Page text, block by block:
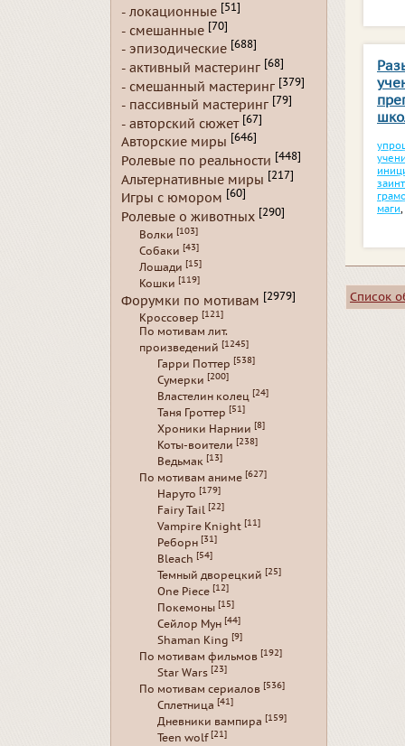
маги,
Список
- локационные [51]
- смешанные [70]
- эпизодические [688]
- активный мастеринг [68]
- смешанный мастеринг [379]
- пассивный мастеринг [79]
- авторский сюжет [67]
Авторские миры [646]
Ролевые по реальности [448]
Альтернативные миры [217]
Игры с юмором [60]
Ролевые о животных [290]
Волки [103]
Собаки [43]
Лошади [15]
Кошки [119]
Форумки по мотивам [2979]
Кроссовер [121]
По мотивам лит.
произведений [1245]
Гарри Поттер [538]
Сумерки [200]
Властелин колец [24]
Таня Гроттер [51]
Хроники Нарнии [8]
Коты-воители [238]
Ведьмак [13]
По мотивам аниме [627]
Наруто [179]
Fairy Tail [22]
Vampire Knight [11]
Реборн [31]
Bleach [54]
Темный дворецкий [25]
One Piece [12]
Покемоны [15]
Сейлор Мун [44]
Shaman King [9]
По мотивам фильмов [192]
Star Wars [23]
По мотивам сериалов [536]
Сплетница [41]
Дневники вампира [159]
Teen wolf [21]